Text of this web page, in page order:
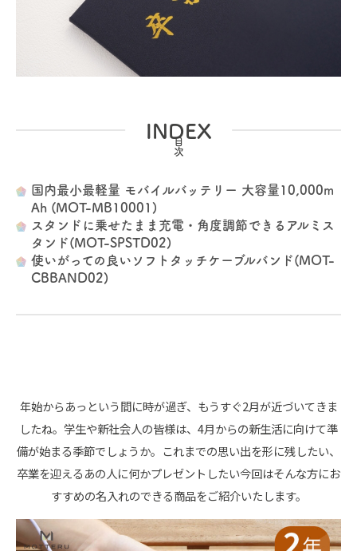
INDEX
国内最小最軽量 モバイルバッテリー 大容量10,000m
Ah (MOT-MB10001)
スタンドに乗せたまま充電・角度調節できるアルミス
タンド(MOT-SPSTD02)
使いがっての良いソフトタッチケーブルバンド(MOT-
CBBAND02)
年始からあっという間に時が過ぎ、もうすぐ2月が近づいてきま
したね。学生や新社会人の皆様は、4月からの新生活に向けて準
備が始まる季節でしょうか。これまでの思い出を形に残したい、
卒業を迎えるあの人に何かプレゼントしたい今回はそんな方にお
すすめの名入れのできる商品をご紹介いたします。